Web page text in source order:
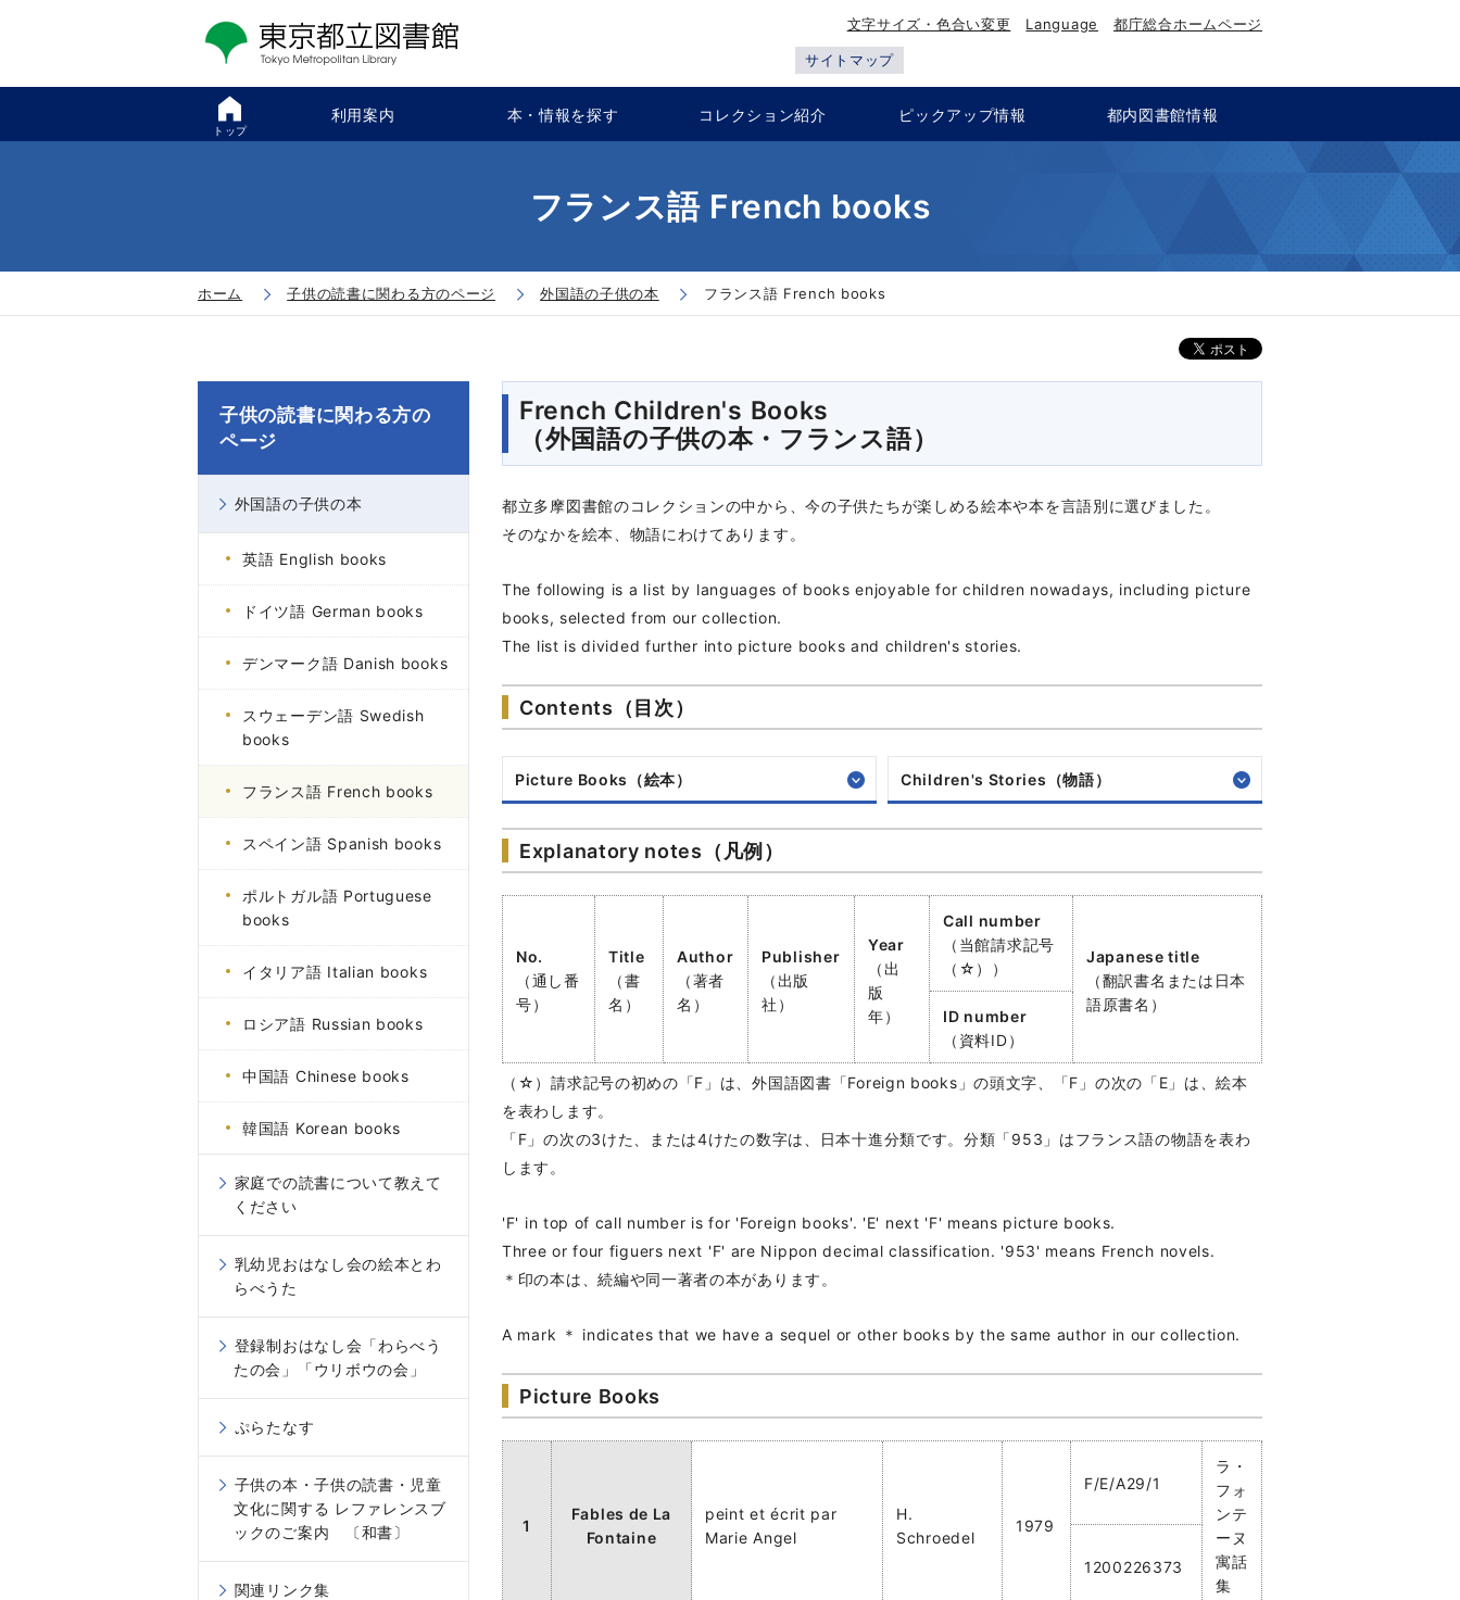
文字サイズ・色合い変更 Language 都庁総合ホームページ
サイトマップ
トップ
利用案内 本・情報を探す コレクション紹介 ピックアップ情報 都内図書館情報
フランス語 French books
ホーム 子供の読書に関わる方のページ 外国語の子供の本 フランス語 French books
French Children's Books
（外国語の子供の本・フランス語）
都立多摩図書館のコレクションの中から、今の子供たちが楽しめる絵本や本を言語別に選びました。
そのなかを絵本、物語にわけてあります。
The following is a list by languages of books enjoyable for children nowadays, including picture
books, selected from our collection.
The list is divided further into picture books and children's stories.
Contents（目次）
Picture Books（絵本） Children's Stories（物語）
Explanatory notes（凡例）
No.
（通し番
号）
Title
（書
名）
Author
（著者
名）
Publisher
（出版
社）
Year
（出
版
年）
Call number
（当館請求記号
（☆））
Japanese title
（翻訳書名または日本
語原書名）
ID number
（資料ID）
（☆）請求記号の初めの「F」は、外国語図書「Foreign books」の頭文字、「F」の次の「E」は、絵本
を表わします。
「F」の次の3けた、または4けたの数字は、日本十進分類です。分類「953」はフランス語の物語を表わ
します。
'F' in top of call number is for 'Foreign books'. 'E' next 'F' means picture books.
Three or four figuers next 'F' are Nippon decimal classification. '953' means French novels.
＊印の本は、続編や同一著者の本があります。
A mark ＊ indicates that we have a sequel or other books by the same author in our collection.
Picture Books
1
Fables de La
Fontaine
peint et écrit par
Marie Angel
H.
Schroedel
1979
F/E/A29/1
ラ・
フォ
ンテ
ーヌ
寓話
集
1200226373
子供の読書に関わる方の
ページ
外国語の子供の本
英語 English books
ドイツ語 German books
デンマーク語 Danish books
スウェーデン語 Swedish
books
フランス語 French books
スペイン語 Spanish books
ポルトガル語 Portuguese
books
イタリア語 Italian books
ロシア語 Russian books
中国語 Chinese books
韓国語 Korean books
家庭での読書について教えて
ください
乳幼児おはなし会の絵本とわ
らべうた
登録制おはなし会「わらべう
たの会」「ウリボウの会」
ぷらたなす
子供の本・子供の読書・児童
文化に関する レファレンスブ
ックのご案内 〔和書〕
関連リンク集